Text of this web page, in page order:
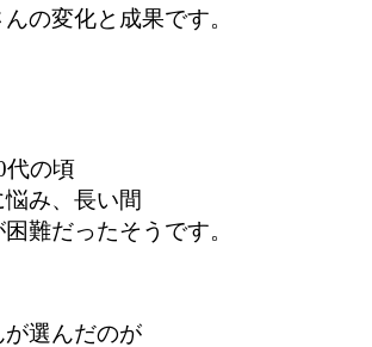
の変化と成果です。
代の頃
み、長い間
難だったそうです。
選んだのが